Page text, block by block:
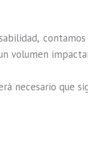
volumen
necesario que